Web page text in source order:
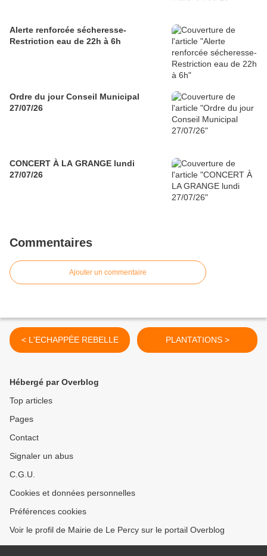
Alerte renforcée sécheresse-
Restriction eau de 22h à 6h
Ordre du jour Conseil Municipal
27/07/26
CONCERT À LA GRANGE lundi
27/07/26
Commentaires
Ajouter un commentaire
< L'ECHAPPÉE REBELLE PLANTATIONS >
Hébergé par Overblog
Top articles
Pages
Contact
Signaler un abus
C.G.U.
Cookies et données personnelles
Préférences cookies
Voir le profil de Mairie de Le Percy sur le portail Overblog